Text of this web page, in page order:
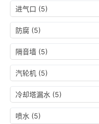
进气口 (5)
防腐 (5)
隔音墙 (5)
汽轮机 (5)
冷却塔漏水 (5)
喷水 (5)